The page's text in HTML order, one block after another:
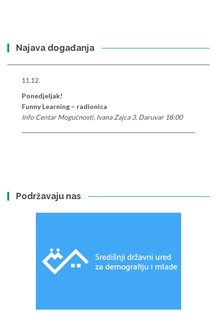
Najava događanja
11.12.
Ponedjeljak!
Funny Learning – radionica
Info Centar Mogućnosti, Ivana Zajca 3, Daruvar 18:00
Podržavaju nas